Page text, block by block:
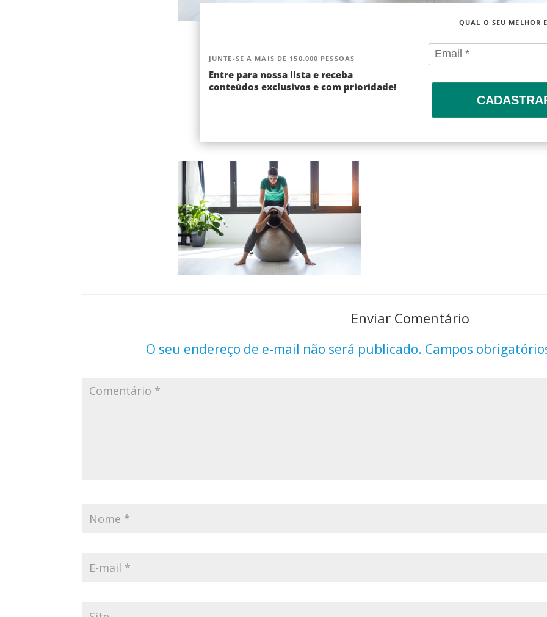
JUNTE-SE A MAIS DE 150.000 PESSOAS
Entre para nossa lista e receba
conteúdos exclusivos e com prioridade!
QUAL O SEU MELHOR
Enviar Comentário
O seu endereço de e-mail não será publicado. Campos